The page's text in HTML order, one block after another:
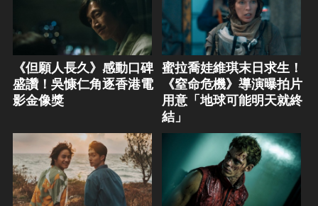
《但願人長久》感動口碑
盛讚！吳慷仁角逐香港電
影金像獎
蜜拉喬娃維琪末日求生！
《窒命危機》導演曝拍片
用意「地球可能明天就終
結」